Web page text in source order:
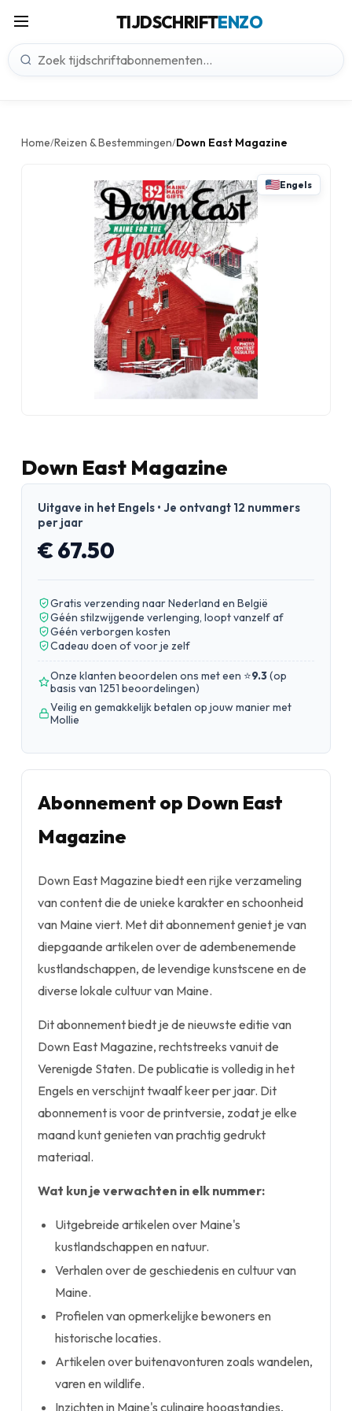
TIJDSCHRIFTENZO
Home/Reizen & Bestemmingen/Down East Magazine
Engels
Down East Magazine
Uitgave in het Engels • Je ontvangt 12 nummers
per jaar
€ 67.50
Gratis verzending naar Nederland en België
Géén stilzwijgende verlenging, loopt vanzelf af
Géén verborgen kosten
Cadeau doen of voor je zelf
Onze klanten beoordelen ons met een ⭐9.3(op
basis van 1251 beoordelingen)
Veilig en gemakkelijk betalen op jouw manier met
Mollie
Abonnement op Down East
Magazine
Down East Magazine biedt een rijke verzameling
van content die de unieke karakter en schoonheid
van Maine viert. Met dit abonnement geniet je van
diepgaande artikelen over de adembenemende
kustlandschappen, de levendige kunstscene en de
diverse lokale cultuur van Maine.
Dit abonnement biedt je de nieuwste editie van
Down East Magazine, rechtstreeks vanuit de
Verenigde Staten. De publicatie is volledig in het
Engels en verschijnt twaalf keer per jaar. Dit
abonnement is voor de printversie, zodat je elke
maand kunt genieten van prachtig gedrukt
materiaal.
Wat kun je verwachten in elk nummer:
Uitgebreide artikelen over Maine's
kustlandschappen en natuur.
Verhalen over de geschiedenis en cultuur van
Maine.
Profielen van opmerkelijke bewoners en
historische locaties.
Artikelen over buitenavonturen zoals wandelen,
varen en wildlife.
Inzichten in Maine's culinaire hoogstandjes,